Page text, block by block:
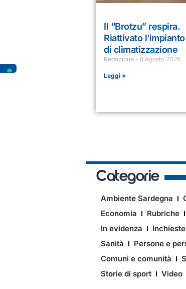
Il “Brotzu” respira.
Riattivato l’impianto
di climatizzazione
Redazione 8 Agosto 2026
Leggi »
Categorie
Ambiente Sardegna
Economia
Rubriche
In evidenza
Inchieste
Sanità
Persone e
Comuni e comunità
Storie di sport
Video